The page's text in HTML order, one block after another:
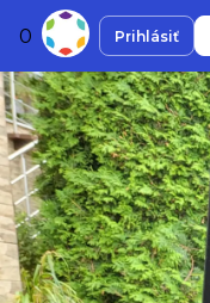
0 Prihlásiť